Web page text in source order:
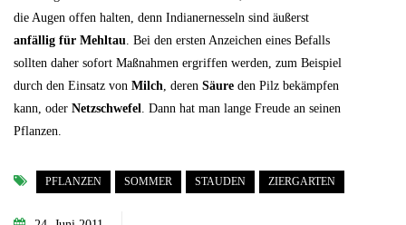
die Augen offen halten, denn Indianernesseln sind äußerst
anfällig für Mehltau. Bei den ersten Anzeichen eines Befalls
sollten daher sofort Maßnahmen ergriffen werden, zum Beispiel
durch den Einsatz von Milch, deren Säure den Pilz bekämpfen
kann, oder Netzschwefel. Dann hat man lange Freude an seinen
Pflanzen.
PFLANZEN SOMMER STAUDEN ZIERGARTEN